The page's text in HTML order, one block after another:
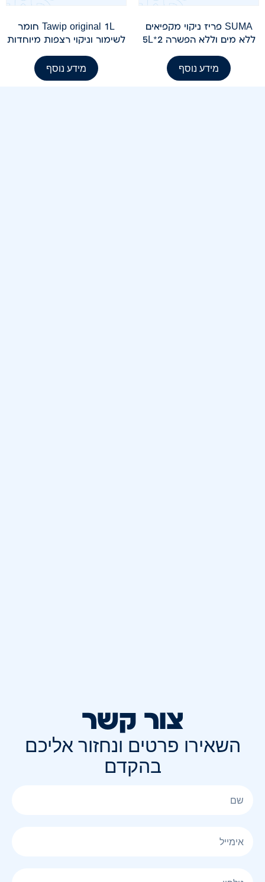
SUMA פריז ניקוי מקפיאים
ללא מים וללא הפשרה 5L*2
מידע נוסף
Tawip original 1L חומר
לשימור וניקוי רצפות מיוחדות
מידע נוסף
צור קשר
השאירו פרטים ונחזור אליכם
בהקדם